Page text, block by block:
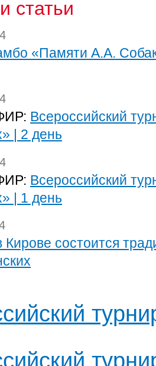
статьи
«Памяти А.А.
Всероссийский
| 2 день
Всероссийский
| 1 день
Кирове состоится